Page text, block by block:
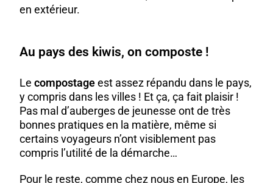
en extérieur.
Au pays des kiwis, on composte !
Lecompostageest assez répandu dans le pays,
y compris dans les villes ! Et ça, ça fait plaisir !
Pas mal d’auberges de jeunesse ont de très
bonnes pratiques en la matière, même si
certains voyageurs n’ont visiblement pas
compris l’utilité de la démarche…
Pour le reste, comme chez nous en Europe, les